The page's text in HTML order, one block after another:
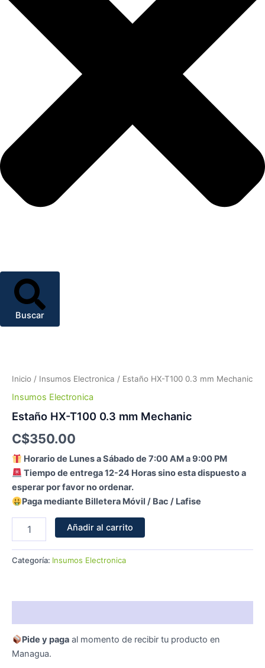
Buscar
Inicio / Insumos Electronica / Estaño HX-T100 0.3 mm Mechanic
Insumos Electronica
Estaño HX-T100 0.3 mm Mechanic
C$350.00
Horario de Lunes a Sábado de 7:00 AM a 9:00 PM
Tiempo de entrega 12-24 Horas sino esta dispuesto a
esperar por favor no ordenar.
Paga mediante Billetera Móvil / Bac / Lafise
0.3
mm
cantidad
Añadir al carrito
Categoría: Insumos Electronica
Pide y pagaal momento de recibir tu producto en
Managua.